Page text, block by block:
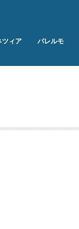
ツィア パレルモ